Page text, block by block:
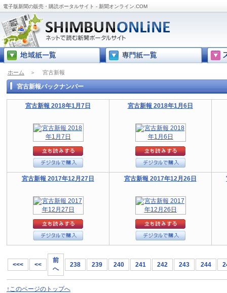
電子版新聞の販売・購読ポータルサイト - 新聞オンライン.COM
ホーム ＞ 宮古新報
宮古新報バックナンバー
宮古新報 2018年1月7日 宮古新報 2018年1月6日
宮古新報 2017年12月27日 宮古新報 2017年12月26日
<<< <<
前
へ
238 239 240 241 242 243 244
↑このページのトップへ